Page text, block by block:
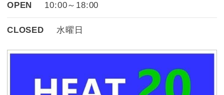
OPEN 10:00～18:00
CLOSED 水曜日